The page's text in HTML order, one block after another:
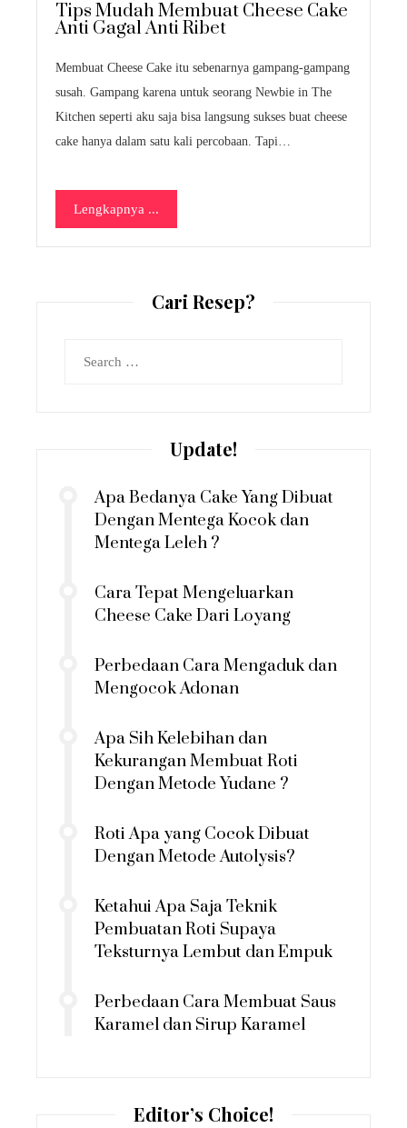
Tips Mudah Membuat Cheese Cake
Anti Gagal Anti Ribet
Membuat Cheese Cake itu sebenarnya gampang-gampang
susah. Gampang karena untuk seorang Newbie in The
Kitchen seperti aku saja bisa langsung sukses buat cheese
cake hanya dalam satu kali percobaan. Tapi…
Lengkapnya ...
Cari Resep?
Update!
Apa Bedanya Cake Yang Dibuat
Dengan Mentega Kocok dan
Mentega Leleh ?
Cara Tepat Mengeluarkan
Cheese Cake Dari Loyang
Perbedaan Cara Mengaduk dan
Mengocok Adonan
Apa Sih Kelebihan dan
Kekurangan Membuat Roti
Dengan Metode Yudane ?
Roti Apa yang Cocok Dibuat
Dengan Metode Autolysis?
Ketahui Apa Saja Teknik
Pembuatan Roti Supaya
Teksturnya Lembut dan Empuk
Perbedaan Cara Membuat Saus
Karamel dan Sirup Karamel
Editor’s Choice!